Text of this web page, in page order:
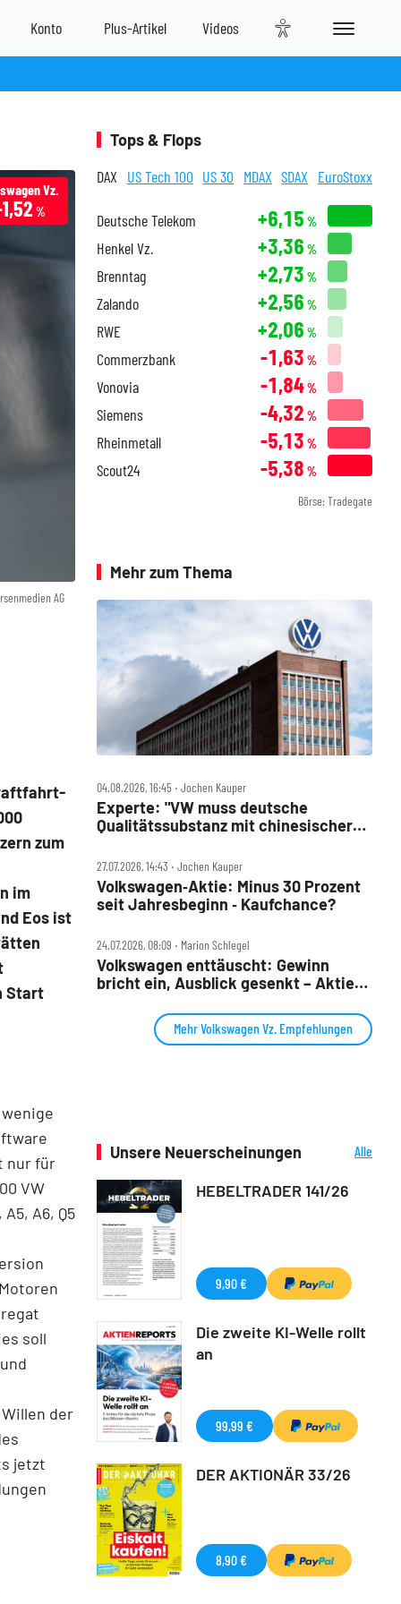
AG
Vz.
%
zum
im
Eos ist
Start
nur für
VW
A6, Q5
soll
der
jetzt
Tops & Flops
DAX US Tech 100 US 30 MDAX SDAX EuroStoxx
Deutsche Telekom +6,15 %
Henkel Vz. +3,36 %
Brenntag +2,73 %
Zalando +2,56 %
RWE +2,06 %
Commerzbank -1,63 %
Vonovia -1,84%
Siemens -4,32 %
Rheinmetall -5,13 %
Scout24 -5,38 %
Börse: Tradegate
Mehr zum Thema
04.08.2026, 16:45 ‧ Jochen Kauper
Experte: "VW muss deutsche
Qualitätssubstanz mit chinesischer
verbinden"
27.07.2026, 14:43 ‧ Jochen Kauper
Volkswagen‑Aktie: Minus 30 Prozent
seit Jahresbeginn ‑ Kaufchance?
24.07.2026, 08:09 ‧ Marion Schlegel
Volkswagen enttäuscht: Gewinn
bricht ein, Ausblick gesenkt – Aktie
Mehr Volkswagen Vz. Empfehlungen
Unsere Neuerscheinungen
Alle
HEBELTRADER 141/26
9,90 €
Die zweite KI-Welle rollt
an
99,99 €
DER AKTIONÄR 33/26
8,90 €